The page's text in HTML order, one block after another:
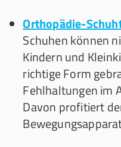
Orthopädie-
Schuhen können
Kindern und
richtige Form
Fehlhaltungen im
Davon profitiert